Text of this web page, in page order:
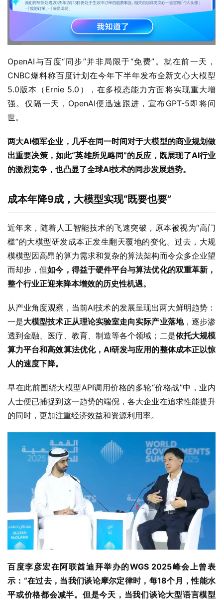
OpenAI与百度“同步”并非局限于“免费”。就在前一天，
CNBC爆料称百度计划在今年下半年发布全新文心大模型
5.0版本（Ernie 5.0），在多模态能力方面将实现重大增
强。仅隔一天，OpenAI便迅速跟进，宣布GPT-5即将问
世。
两大AI领军企业，几乎在同一时间对于大模型的商业规划做
出重要决策，如此“英雄所见略同”的反应，既展现了AI行业
的激烈竞争，也凸显了全球AI技术的同步发展趋势。
成本年降9成，大模型实现“既要也要”
近年来，随着人工智能技术的飞速突破，原本被视为“高门
槛”的大模型研发成本正发生翻天覆地的变化。过去，大规
模模型因高昂的算力需求和复杂的算法架构而令众多企业望
而却步，但如今，得益于硬件平台与算法优化的双重革新，
整个行业正迎来降本增效的历史性机遇。
从产业角度观察，当前AI技术的发展呈现出两大鲜明趋势：
一是大模型技术正从理论实验室走向实际产业落地，逐步渗
透到金融、医疗、教育、制造等各个领域；二是依托大规模
算力平台和高效算法优化，AI研发与应用的整体成本正以惊
人的速度下降。
早在此前围绕大模型API调用价格的多轮“价格战”中，业内
人士便已捕捉到这一趋势的端倪，各大企业在追求性能提升
的同时，更加注重经济效益和资源利用率。
百度李彦宏在阿联酋迪拜举办的WGS 2025峰会上曾表
示： “在过去，当我们谈论摩尔定律时，每18个月，性能水
平或价格都会减半。但是今天，当我们谈论大型语言模型